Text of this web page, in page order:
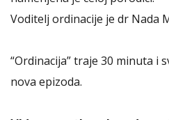
Voditelj ordinacije je dr Nada
“Ordinacija” traje 30 minuta i
nova epizoda.